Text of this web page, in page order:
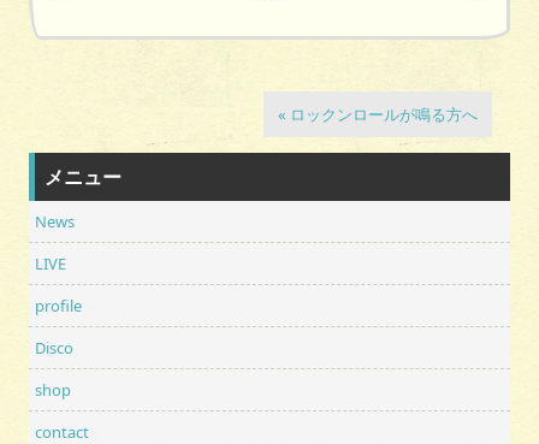
« ロックンロールが鳴る方へ
メニュー
News
LIVE
profile
Disco
shop
contact